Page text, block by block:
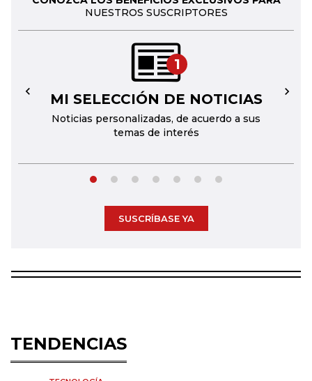
NUESTROS SUSCRIPTORES
1
MI SELECCIÓN DE NOTICIAS
Noticias personalizadas, de acuerdo a sus
temas de interés
← →
SUSCRÍBASE YA
TENDENCIAS